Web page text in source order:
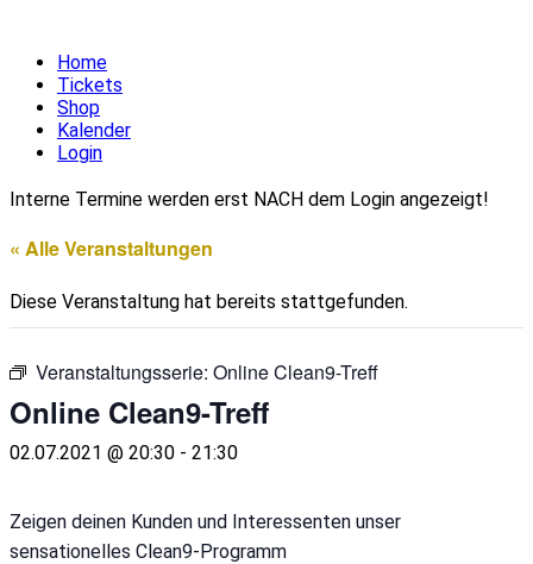
Home
Tickets
Shop
Kalender
Login
Interne Termine werden erst NACH dem Login angezeigt!
« Alle Veranstaltungen
Diese Veranstaltung hat bereits stattgefunden.
Veranstaltungsserie: Online Clean9-Treff
Online Clean9-Treff
02.07.2021 @ 20:30 - 21:30
Zeigen deinen Kunden und Interessenten unser
sensationelles Clean9-Programm